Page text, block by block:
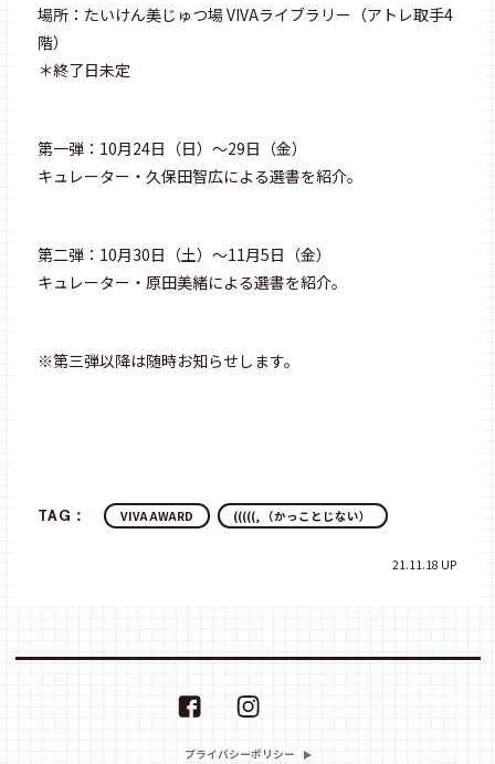
場所：たいけん美じゅつ場 VIVAライブラリー（アトレ取手4
階）
＊終了日未定
第一弾：10月24日（日）〜29日（金）
キュレーター・久保田智広による選書を紹介。
第二弾：10月30日（土）〜11月5日（金）
キュレーター・原田美緒による選書を紹介。
※第三弾以降は随時お知らせします。
TAG： VIVA AWARD (((((, （かっことじない）
21.11.18 UP
プライバシーポリシー